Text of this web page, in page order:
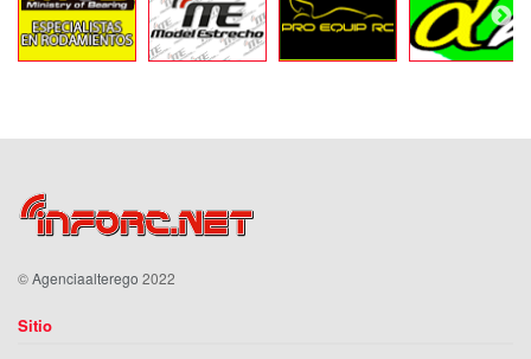
©Agenciaalterego 2022
Sitio